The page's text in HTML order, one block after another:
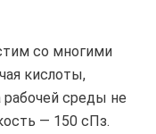
со многими
кислоты,
среды не
— 150 сПз.